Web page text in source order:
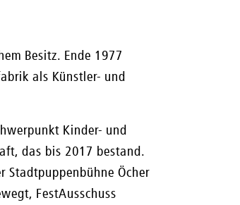
Besitz. Ende 1977
als Künstler- und
Kinder- und
das bis 2017 bestand.
Stadtpuppenbühne Öcher
FestAusschuss